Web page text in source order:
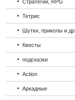
Стратегии, RPG
Тетрис
Шутки, приколы и др.
Квесты
подсказки
Action
Аркадные